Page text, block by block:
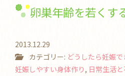
卵巣年齢を若くす
2013.12.29
カテゴリー: どうしたら妊娠で
妊娠しやすい身体作り , 日常生活